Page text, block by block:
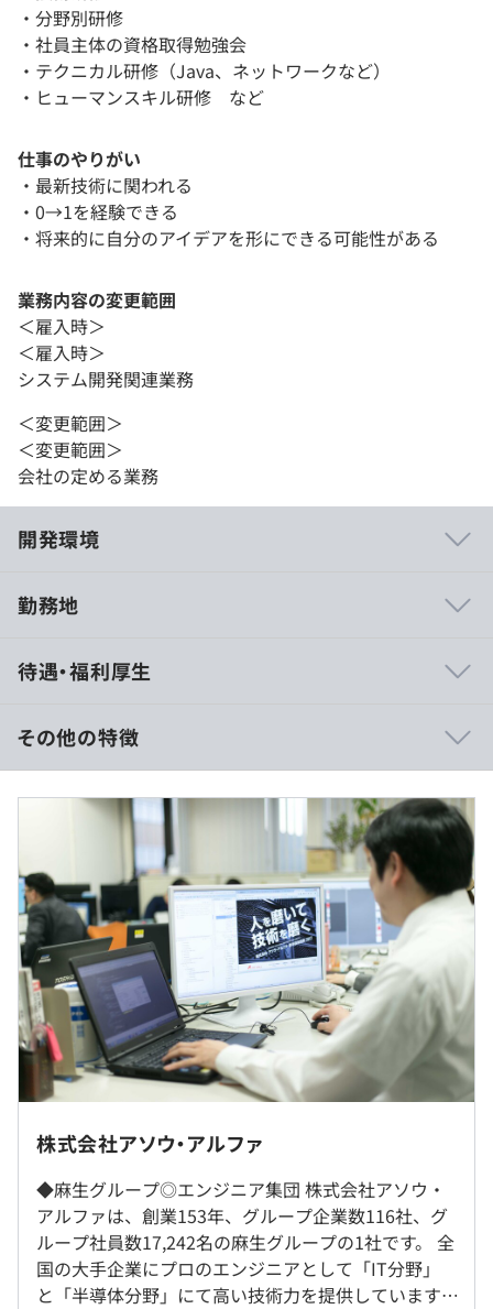
・分野別研修
・社員主体の資格取得勉強会
・テクニカル研修（Java、ネットワークなど）
・ヒューマンスキル研修 など
仕事のやりがい
・最新技術に関われる
・0→1を経験できる
・将来的に自分のアイデアを形にできる可能性がある
業務内容の変更範囲
＜雇入時＞
＜雇入時＞
システム開発関連業務
＜変更範囲＞
＜変更範囲＞
会社の定める業務
開発環境
きます
っております。
■オリコンランキング1位を獲得した福利厚生制度を導入
しています
国内外旅行、飲食、自己啓発、レジャー施設、出産子育て
など、全国で10万アイテムのサービスが利用可能です。
映画500円引き、テーマパーク最大800円引きなどのサー
ビスを受けられます。
・電子マネー決済システムの開発
・人工衛星監視システムの開発
・マイナンバーカード申請システムの開発
・クレジットカード決済システムの開発
・自動運転関連システムの開発 等
アソウ・アルファでは、社員ひとりひとりの「もっと学び
たい！」「こんなエンジニアになりたい！」という希望を
かなえるため、入社時から豊富な研修を実施しています。
専門技術力を向上するためのテクニカル研修はもちろん、
勤務地
就業場所の変更範囲
本社もしくはプロジェクト先での勤務となります。
＜変更範囲＞
全体の7割がリモート案件（内1割フルリモート）となっ
ております。
待遇・福利厚生
■賃金形態：月給制
■賃金の決定方法：当社規定により決定
■基本給：前職の給与を参考に検討
■固定残業代：なし（実施分は別途全額支給）
■その他定額手当：技術手当10,000円~（基本給に上乗
せ）
（※想定年収は年収提示額を保証するものではありません）
9：00～18：00（休憩1時間）
内でおこなう
休憩時間：休憩60分
平均残業時間：平均16.4時間/月
その他の特徴
株式会社アソウ・アルファ
◆麻生グループ◎エンジニア集団 株式会社アソウ・
アルファは、創業153年、グループ企業数116社、グ
ループ社員数17,242名の麻生グループの1社です。 全
国の大手企業にプロのエンジニアとして「IT分野」
と「半導体分野」にて高い技術力を提供しています。